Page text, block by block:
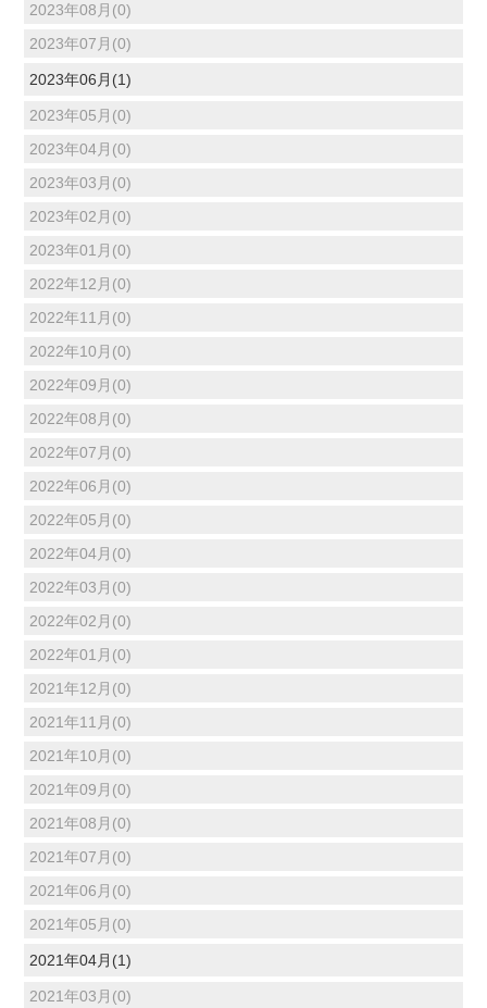
2023年08月(0)
2023年07月(0)
2023年06月(1)
2023年05月(0)
2023年04月(0)
2023年03月(0)
2023年02月(0)
2023年01月(0)
2022年12月(0)
2022年11月(0)
2022年10月(0)
2022年09月(0)
2022年08月(0)
2022年07月(0)
2022年06月(0)
2022年05月(0)
2022年04月(0)
2022年03月(0)
2022年02月(0)
2022年01月(0)
2021年12月(0)
2021年11月(0)
2021年10月(0)
2021年09月(0)
2021年08月(0)
2021年07月(0)
2021年06月(0)
2021年05月(0)
2021年04月(1)
2021年03月(0)